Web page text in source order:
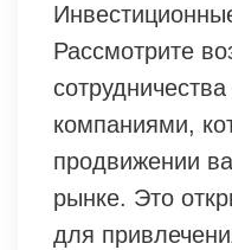
Рассмотрите
компаниями,
продвижении
рынке. Это
для